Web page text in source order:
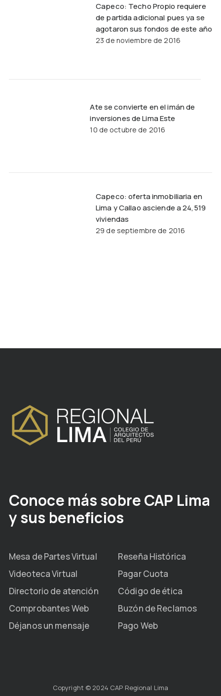
Capeco: Techo Propio requiere
de partida adicional pues ya se
agotaron sus fondos de este año
23 de noviembre de 2016
Ate se convierte en el imán de
inversiones de Lima Este
10 de octubre de 2016
Capeco: oferta inmobiliaria en
Lima y Callao asciende a 24,519
viviendas
29 de septiembre de 2016
Conoce más sobre CAP Lima
y sus beneficios
Mesa de Partes Virtual
Reseña Histórica
Videoteca Virtual
Pagar Cuota
Directorio de atención
Código de ética
Comprobantes Web
Buzón de Reclamos
Déjanos un mensaje
Pago Web
Copyright © 2024 CAP Regional Lima